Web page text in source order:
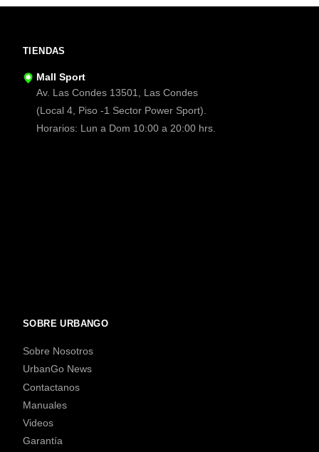
TIENDAS
Mall Sport
Av. Las Condes 13501, Las Condes
(Local 4, Piso -1 Sector Power Sport).
Horarios: Lun a Dom 10:00 a 20:00 hrs.
SOBRE URBANGO
Sobre Nosotros
UrbanGo News
Contactanos
Manuales
Videos
Garantía